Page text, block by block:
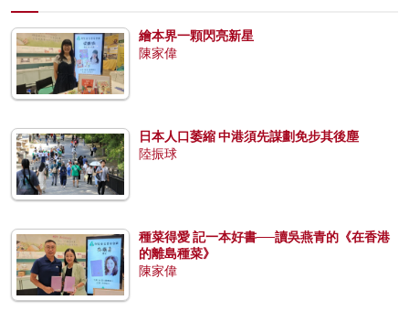
繪本界一顆閃亮新星
陳家偉
日本人口萎縮 中港須先謀劃免步其後塵
陸振球
種菜得愛 記一本好書──讀吳燕青的《在香港
的離島種菜》
陳家偉